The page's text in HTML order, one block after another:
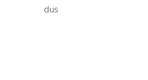
dus